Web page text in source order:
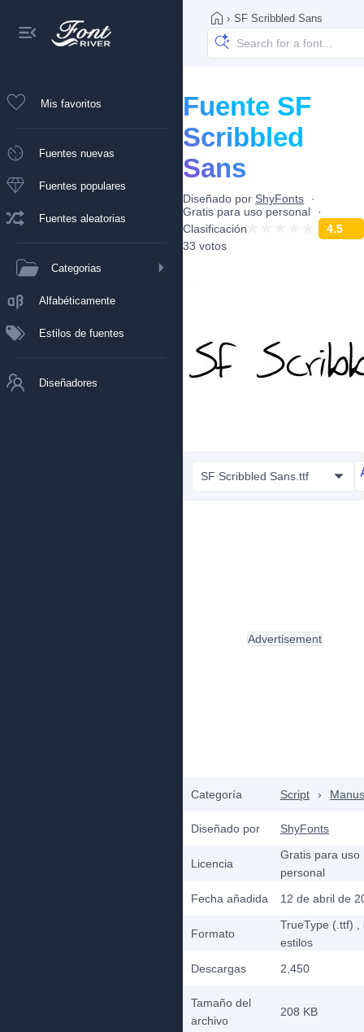
Mis favoritos
Fuentes nuevas
Fuentes populares
Fuentes aleatorias
Categorias
Alfabéticamente
Estilos de fuentes
Diseñadores
› SF Scribbled Sans
Fuente SF
Scribbled
Sans
Diseñado por ShyFonts
Gratis para uso personal
Clasificación
4.5
33 votos
SF Scribbled Sans.ttf
Categoría Script ›
Diseñado por ShyFonts
Licencia
Gratis para uso
personal
Fecha añadida
12 de abril de
Formato
TrueType (.ttf)
estilos
Descargas
2,450
Tamaño del
archivo
208 KB
Advertisement